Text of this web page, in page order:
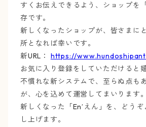
すくお伝えできるよう、ショップを
存です。
新しくなったショップが、皆さまに
所となれば幸いです。
新URL： https://
お気に入り登録をしていただけると
不慣れな新システムで、至らぬ点も
が、心を込めて運営してまいります。
新しくなった「En’えん」を、どう
し上げます。